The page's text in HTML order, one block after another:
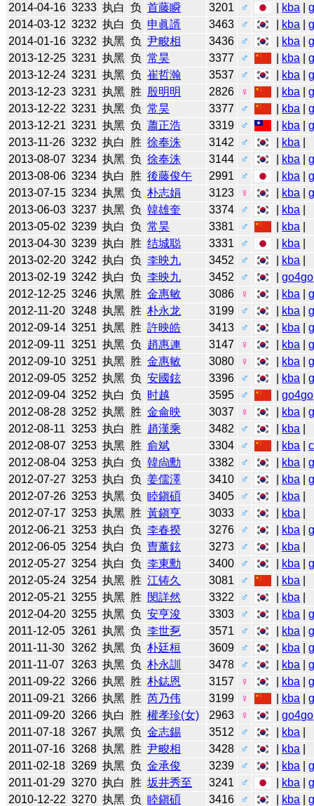
2014-04-16 3233 执白 负 首藤瞬 3201 ♂ kba |
2014-03-12 3232 执白 负 申眞諝 3463 ♂ kba |
2014-01-16 3232 执黑 负 尹畯相 3436 ♂ kba |
2013-12-25 3231 执黑 负 常昊 3377 ♂ kba |
2013-12-24 3231 执黑 负 崔哲瀚 3537 ♂ kba |
2013-12-23 3231 执黑 胜 殷明明 2826 ♀ kba |
2013-12-22 3231 执黑 负 常昊 3377 ♂ kba |
2013-12-21 3231 执黑 负 蕭正浩 3319 ♂ kba |
2013-11-26 3232 执白 胜 徐奉洙 3142 ♂ kba
2013-08-07 3234 执黑 负 徐奉洙 3144 ♂ kba |
2013-08-06 3234 执白 胜 後藤俊午 2991 ♂ kba |
2013-07-15 3234 执黑 负 朴志娟 3123 ♀ kba |
2013-06-03 3237 执黑 负 韓雄奎 3374 ♂ kba
2013-05-02 3239 执白 负 常昊 3381 ♂ kba
2013-04-30 3239 执白 胜 结城聪 3331 ♂ kba
2013-02-20 3242 执白 负 李映九 3452 ♂ kba
2013-02-19 3242 执白 负 李映九 3452 ♂ |go4go
2012-12-25 3246 执黑 胜 金惠敏 3086 ♀ kba |
2012-11-20 3248 执黑 胜 朴永龙 3199 ♂ kba |
2012-09-14 3251 执黑 胜 許映皓 3413 ♂ kba |
2012-09-11 3251 执黑 负 趙惠連 3147 ♀ kba |
2012-09-10 3251 执黑 胜 金惠敏 3080 ♀ kba |
2012-09-05 3252 执黑 负 安國鉉 3396 ♂ kba |
2012-09-04 3252 执白 负 时越 3595 ♂ |go4go
2012-08-28 3252 执黑 胜 金侖映 3037 ♀ kba |
2012-08-11 3253 执白 胜 趙漢乘 3482 ♂ kba
2012-08-07 3253 执黑 胜 俞斌 3304 ♂ kba |
2012-08-04 3253 执白 负 韓尙勳 3382 ♂ kba |
2012-07-27 3253 执白 负 姜儒澤 3410 ♂ kba |
2012-07-26 3253 执黑 负 睦鎭碩 3405 ♂ kba
2012-07-17 3253 执黑 胜 黃鎭亨 3033 ♂ kba
2012-06-21 3253 执白 负 李春揆 3276 ♂ kba |
2012-06-05 3254 执白 负 曺薰鉉 3273 ♂ kba
2012-05-27 3254 执白 负 李東勳 3400 ♂ kba |
2012-05-24 3254 执黑 胜 江铸久 3081 ♂ kba
2012-05-21 3255 执黑 胜 閔詳然 3322 ♂ kba
2012-04-20 3255 执黑 负 安亨浚 3303 ♂ kba |
2011-12-05 3261 执黑 负 李世乭 3571 ♂ kba |
2011-11-30 3262 执黑 负 朴廷桓 3609 ♂ kba |
2011-11-07
3263 执黑 负 朴永訓 3478 ♂ kba |
2011-09-22 3266 执黑 胜 朴鋕恩 3157 ♀ kba |
2011-09-21 3266 执黑 胜 芮乃伟 3199 ♀ kba |
2011-09-20 3266 执白 胜 權孝珍(女) 2963 ♀ |go4go
2011-07-18 3267 执黑 负 金志錫 3512 ♂ kba
2011-07-16 3268 执黑 胜 尹畯相 3428 ♂ kba
2011-02-18 3269 执黑 负 金承俊 3239 ♂ kba |
2011-01-29 3270 执白 胜 坂井秀至 3241 ♂ kba |
2010-12-22 3270 执黑 负 睦鎭碩 3416 ♂ kba |